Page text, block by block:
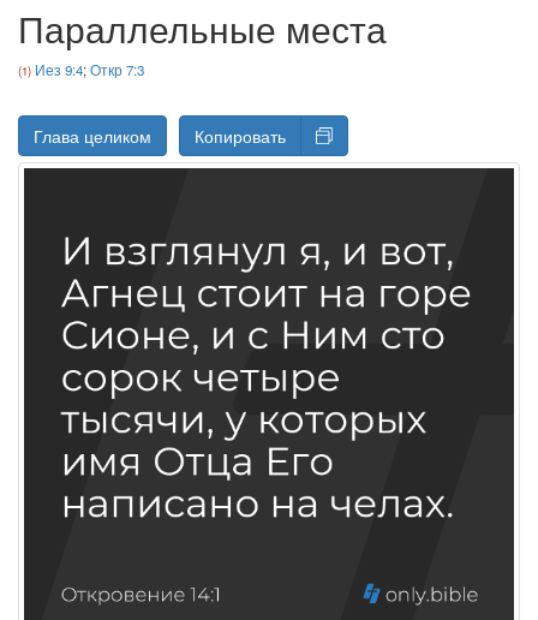
Параллельные места
Иез 9:4;Откр 7:3
Глава целиком Копировать